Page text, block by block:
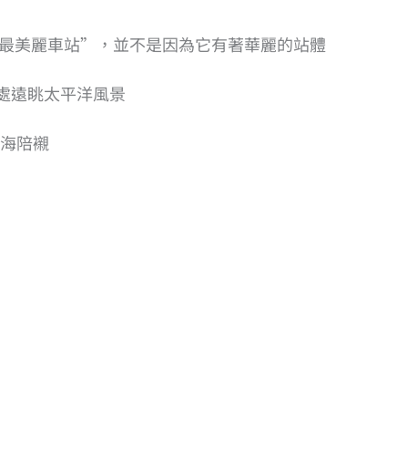
美麗車站”，並不是因為它有著華麗的站體
遠眺太平洋風景
陪襯